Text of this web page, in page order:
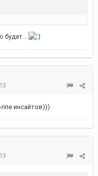
будет...
инсайтов)))